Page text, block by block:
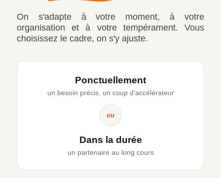
On s'adapte à votre moment, à votre
organisation et à votre tempérament. Vous
choisissez le cadre, on s'y ajuste.
Ponctuellement
un besoin précis, un coup d'accélérateur
ou
Dans la durée
un partenaire au long cours